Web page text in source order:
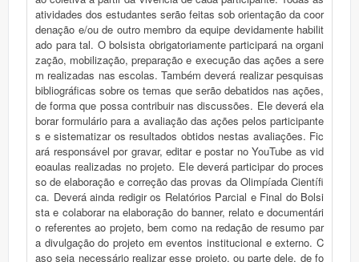
atividades dos estudantes serão feitas sob orientação da coor
denação e/ou de outro membro da equipe devidamente habilit
ado para tal. O bolsista obrigatoriamente participará na organi
zação, mobilização, preparação e execução das ações a sere
m realizadas nas escolas. Também deverá realizar pesquisas
bibliográficas sobre os temas que serão debatidos nas ações,
de forma que possa contribuir nas discussões. Ele deverá ela
borar formulário para a avaliação das ações pelos participante
s e sistematizar os resultados obtidos nestas avaliações. Fic
ará responsável por gravar, editar e postar no YouTube as vid
eoaulas realizadas no projeto. Ele deverá participar do proces
so de elaboração e correção das provas da Olimpíada Científi
ca. Deverá ainda redigir os Relatórios Parcial e Final do Bolsi
sta e colaborar na elaboração do banner, relato e documentári
o referentes ao projeto, bem como na redação de resumo par
a divulgação do projeto em eventos institucional e externo. C
aso seja necessário realizar esse projeto, ou parte dele, de fo